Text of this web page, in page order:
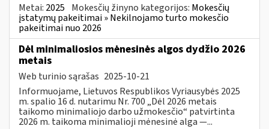
Metai: 2025 Mokesčių žinyno kategorijos: Mokesčių
įstatymų pakeitimai » Nekilnojamo turto mokesčio
pakeitimai nuo 2026
Dėl minimaliosios mėnesinės algos dydžio 2026
metais
Web turinio sąrašas 2025-10-21
Informuojame, Lietuvos Respublikos Vyriausybės 2025
m. spalio 16 d. nutarimu Nr. 700 „Dėl 2026 metais
taikomo minimaliojo darbo užmokesčio“ patvirtinta
2026 m. taikoma minimalioji mėnesinė alga —...